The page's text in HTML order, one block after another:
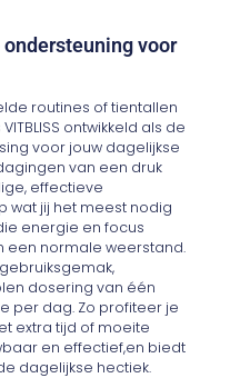
voor
routines of tientallen
ontwikkeld als de
voor jouw dagelijkse
van een druk
effectieve
wat jij het meest nodig
energie en focus
een normale weerstand.
dosering van één
per dag. Zo profiteer je
extra tijd of moeite
en effectief,en biedt
dagelijkse hectiek.